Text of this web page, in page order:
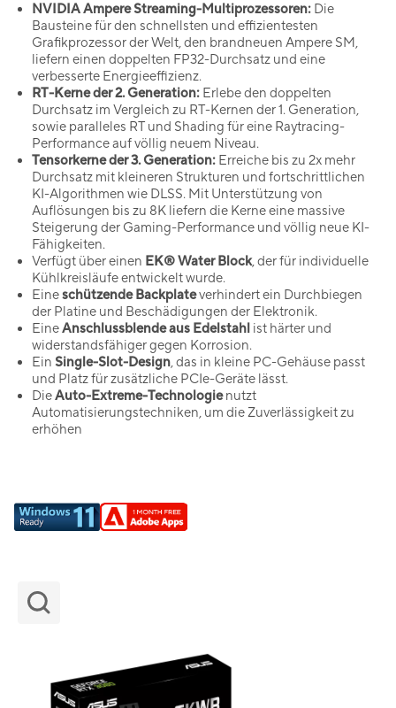
NVIDIA Ampere Streaming-Multiprozessoren: Die
Bausteine für den schnellsten und effizientesten
Grafikprozessor der Welt, den brandneuen Ampere SM,
liefern einen doppelten FP32-Durchsatz und eine
verbesserte Energieeffizienz.
RT-Kerne der 2. Generation: Erlebe den doppelten
Durchsatz im Vergleich zu RT-Kernen der 1. Generation,
sowie paralleles RT und Shading für eine Raytracing-
Performance auf völlig neuem Niveau.
Tensorkerne der 3. Generation: Erreiche bis zu 2x mehr
Durchsatz mit kleineren Strukturen und fortschrittlichen
KI-Algorithmen wie DLSS. Mit Unterstützung von
Auflösungen bis zu 8K liefern die Kerne eine massive
Steigerung der Gaming-Performance und völlig neue KI-
Fähigkeiten.
Verfügt über einen EK® Water Block, der für individuelle
Kühlkreisläufe entwickelt wurde.
Eineschützende Backplateverhindert ein Durchbiegen
der Platine und Beschädigungen der Elektronik.
EineAnschlussblende aus Edelstahl ist härter und
widerstandsfähiger gegen Korrosion.
Ein Single-Slot-Design, das in kleine PC-Gehäuse passt
und Platz für zusätzliche PCIe-Geräte lässt.
DieAuto-Extreme-Technologienutzt
Automatisierungstechniken, um die Zuverlässigkeit zu
erhöhen